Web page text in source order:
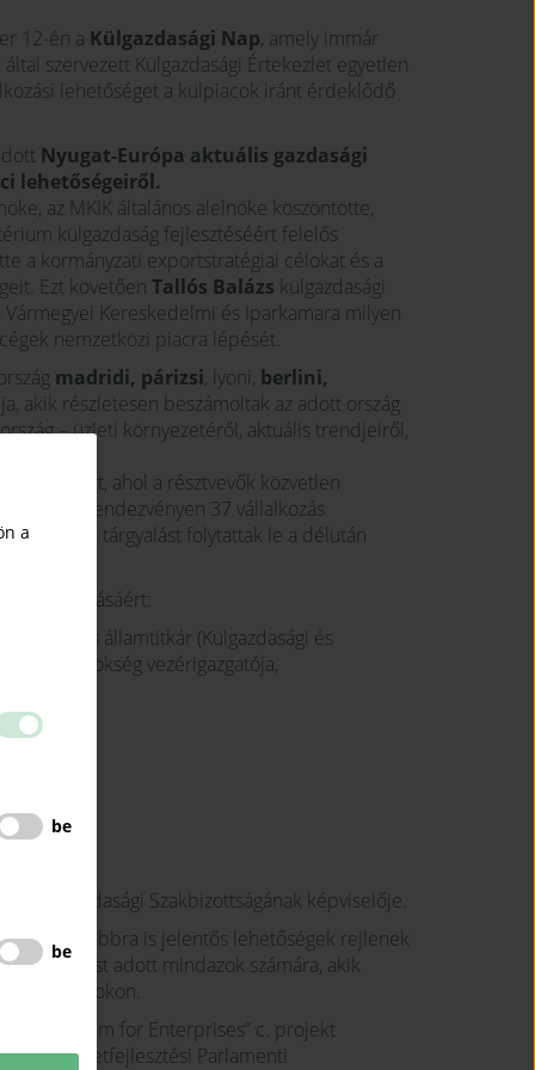
12-én a Külgazdasági Nap, amely immár
szervezett Külgazdasági Értekezlet egyetlen
lehetőséget a külpiacok iránt érdeklődő
Nyugat-Európa aktuális gazdasági
lehetőségeiről.
az MKIK általános alelnöke köszöntötte,
külgazdaság fejlesztéséért felelős
a kormányzati exportstratégiai célokat és a
Ezt követően Tallós Balázs külgazdasági
Kereskedelmi és Iparkamara milyen
nemzetközi piacra lépését.
madridi, párizsi, lyoni, berlini,
akik részletesen beszámoltak az adott ország
– üzleti környezetéről, aktuális trendjeiről,
folytatódott, ahol a résztvevők közvetlen
A rendezvényen 37 vállalkozás
126 tárgyalást folytattak le a délután
tájékoztatásáért:
helyettes államtitkár (Külgazdasági és
Ügynökség vezérigazgatója,
Külgazdasági Szakbizottságának képviselője.
továbbra is jelentős lehetőségek rejlenek
adott mindazok számára, akik
piacokon.
Consortium for Enterprises” c. projekt
Területfejlesztési Parlamenti
a
be
be